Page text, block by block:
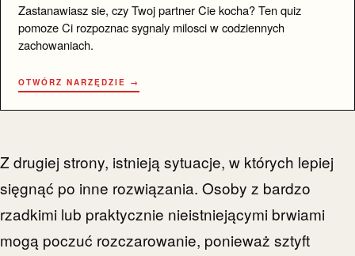
Zastanawiasz sie, czy Twoj partner Cie kocha? Ten quiz
pomoze Ci rozpoznac sygnaly milosci w codziennych
zachowaniach.
OTWÓRZ NARZĘDZIE →
Z drugiej strony, istnieją sytuacje, w których lepiej
sięgnąć po inne rozwiązania. Osoby z bardzo
rzadkimi lub praktycznie nieistniejącymi brwiami
mogą poczuć rozczarowanie, ponieważ sztyft